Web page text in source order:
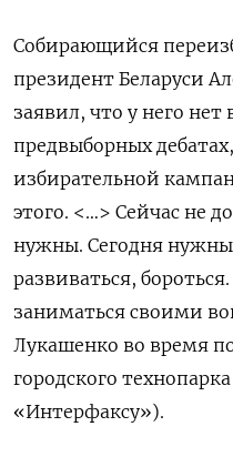
Собирающийся
президент Беларуси
заявил, что у него
предвыборных
избирательной
этого. <…> Сейчас не
нужны. Сегодня нужны
развиваться,
заниматься своими
Лукашенко во время
городского
«Интерфаксу»).